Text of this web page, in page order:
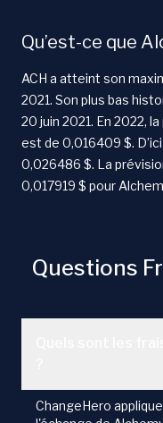
Qu’est-ce que
ACH a atteint son
2021. Son plus bas
20 juin 2021. En 2022,
est de 0,016409 $.
0,026486 $. La
0,017919 $ pour
Questions
ChangeHero